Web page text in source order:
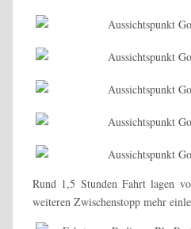
Rund 1,5 Stunden Fahrt lagen
weiteren Zwischenstopp mehr